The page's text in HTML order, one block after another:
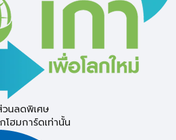
นลดพิเศษ
โฮมการ์ดเท่านั้น